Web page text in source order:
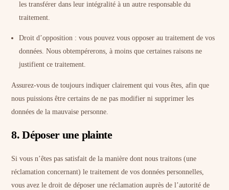
les transférer dans leur intégralité à un autre responsable du
traitement.
Droit d’opposition : vous pouvez vous opposer au traitement de vos
données. Nous obtempérerons, à moins que certaines raisons ne
justifient ce traitement.
Assurez-vous de toujours indiquer clairement qui vous êtes, afin que
nous puissions être certains de ne pas modifier ni supprimer les
données de la mauvaise personne.
8. Déposer une plainte
Si vous n’êtes pas satisfait de la manière dont nous traitons (une
réclamation concernant) le traitement de vos données personnelles,
vous avez le droit de déposer une réclamation auprès de l’autorité de